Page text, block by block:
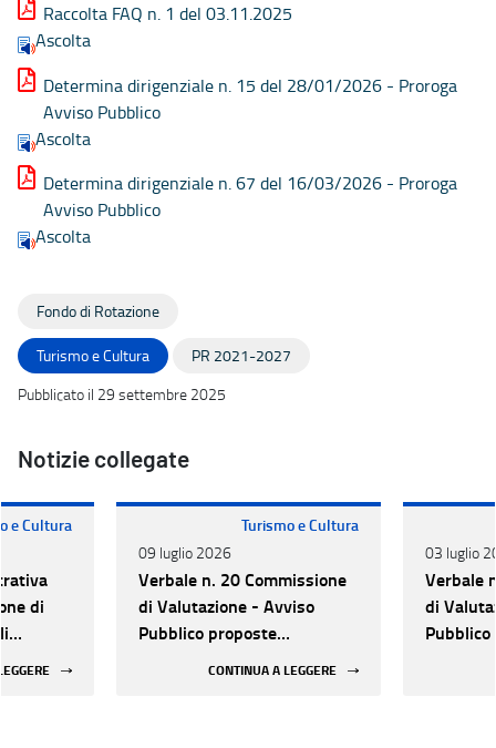
Raccolta FAQ n. 1 del 03.11.2025
Ascolta
Determina dirigenziale n. 15 del 28/01/2026 - Proroga
Avviso Pubblico
Ascolta
Determina dirigenziale n. 67 del 16/03/2026 - Proroga
Avviso Pubblico
Ascolta
Fondo di Rotazione
Turismo e Cultura
PR 2021-2027
Pubblicato il 29 settembre 2025
Notizie collegate
e Cultura
di
Turismo e Cultura
09 luglio 2026
Verbale n. 20 Commissione
di Valutazione - Avviso
Pubblico proposte
CONTINUA A LEGGERE
03 luglio
Verbale
di